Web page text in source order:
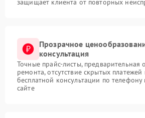
Прозрачное
консультация
Точные прайс-листы, предварительная
ремонта, отсутствие скрытых
бесплатной консультации по
сайте